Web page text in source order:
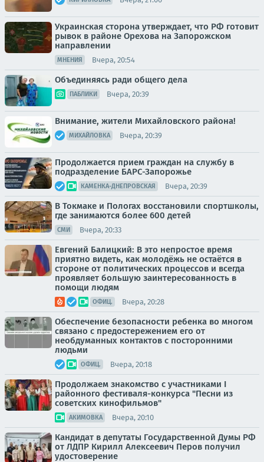
Украинская сторона утверждает, что РФ готовит
рывок в районе Орехова на Запорожском
направлении
МНЕНИЯ Вчера, 20:54
Объединяясь ради общего дела
ПАБЛИКИ Вчера, 20:39
Внимание, жители Михайловского района!
МИХАЙЛОВКА Вчера, 20:39
Продолжается прием граждан на службу в
подразделение БАРС-Запорожье
КАМЕНКА-ДНЕПРОВСКАЯ Вчера, 20:39
В Токмаке и Пологах восстановили спортшколы,
где занимаются более 600 детей
СМИ Вчера, 20:33
Евгений Балицкий: В это непростое время
приятно видеть, как молодёжь не остаётся в
стороне от политических процессов и всегда
проявляет большую заинтересованность в
помощи людям
ОФИЦ. Вчера, 20:28
Обеспечение безопасности ребенка во многом
связано с предостережением его от
необдуманных контактов с посторонними
людьми
ОФИЦ. Вчера, 20:18
Продолжаем знакомство с участниками I
районного фестиваля-конкурса "Песни из
советских кинофильмов"
АКИМОВКА Вчера, 20:10
Кандидат в депутаты Государственной Думы РФ
от ЛДПР Кирилл Алексеевич Перов получил
удостоверение